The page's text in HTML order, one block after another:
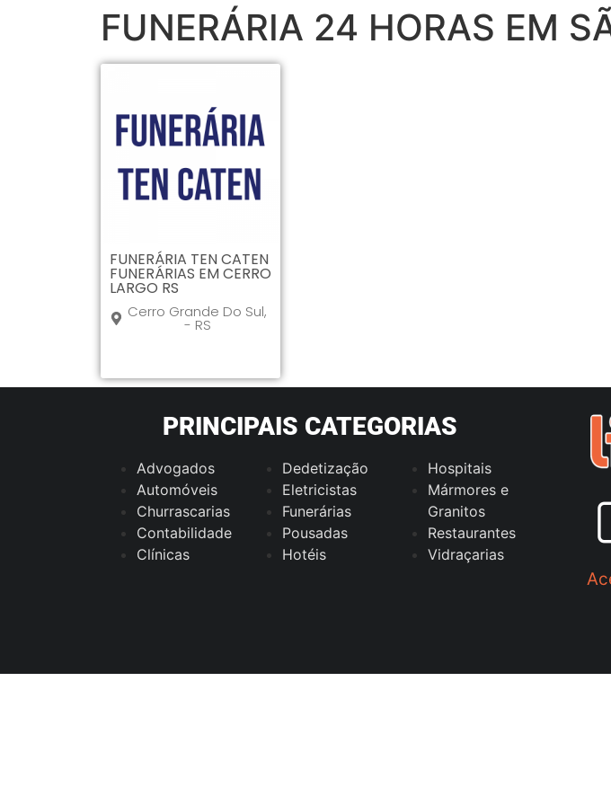
FUNERÁRIA 24 HORAS EM
FUNERÁRIA TEN CATEN
FUNERÁRIAS EM CERRO
LARGO RS
Cerro Grande Do Sul,
- RS
PRINCIPAIS CATEGORIAS
Advogados
Automóveis
Churrascarias
Contabilidade
Clínicas
Dedetização
Eletricistas
Funerárias
Pousadas
Hotéis
Hospitais
Mármores e
Granitos
Restaurantes
Vidraçarias